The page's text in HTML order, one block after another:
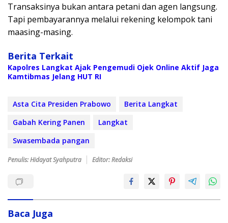
Transaksinya bukan antara petani dan agen langsung.
Tapi pembayarannya melalui rekening kelompok tani
maasing-masing.
Berita Terkait
Kapolres Langkat Ajak Pengemudi Ojek Online Aktif Jaga
Kamtibmas Jelang HUT RI
Asta Cita Presiden Prabowo
Berita Langkat
Gabah Kering Panen
Langkat
Swasembada pangan
Penulis: Hidayat Syahputra Editor: Redaksi
Baca Juga